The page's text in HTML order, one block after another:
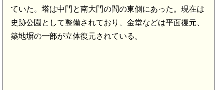
ていた。塔は中門と南大門の間の東側にあった。現在は
史跡公園として整備されており、金堂などは平面復元、
築地塀の一部が立体復元されている。